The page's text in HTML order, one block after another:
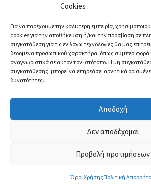
Cookies
Για να παρέχουμε την καλύτερη εμπειρία,
cookies για την αποθήκευση ή/και την πρόσβαση σε
συγκατάθεση για τις εν λόγω τεχνολογίες θα μας
δεδομένα προσωπικού χαρακτήρα, όπως συμπεριφορά
αναγνωριστικά σε αυτόν τον ιστότοπο. Η μη
συγκατάθεσης, μπορεί να επηρεάσει αρνητικά
δυνατότητες.
Αποδοχή
Δεν αποδέχομαι
Προβολή προτιμήσεων
Όροι ΧρήσηςΠολιτική
Κλειστά
ΕΚΘΕΣΗ ΟΡΕΣΤΙΑΔΑ:
Τρίτη, Πέμπτη, Παρασκευή:08:30 –
ΤΙ-ΜΙ Τσολακίδης - ©2021 | ΓΕΜΗ: